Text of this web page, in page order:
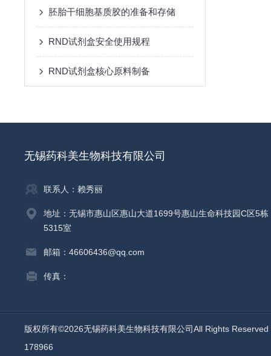
胚胎干细胞基质胶的准备和存储
RND试剂盒安全使用规程
RND试剂盒核心原料制备
无锡药科美生物科技有限公司
联系人：赖秀丽
地址：无锡市惠山区惠山大道1699号惠山生命科技园C区5栋
5315室
邮箱：46606436@qq.com
传真：
版权所有©2026无锡药科美生物科技有限公司All Rights
178966